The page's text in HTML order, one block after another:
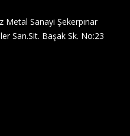
Metal Sanayi Şekerpınar
San.Sit. Başak Sk. No:23